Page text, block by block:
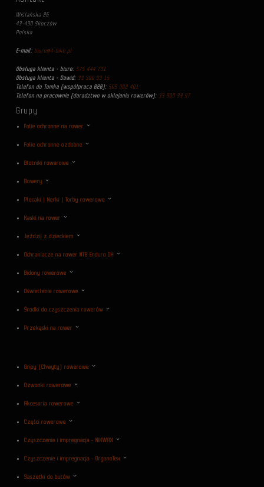
Wiślańska 26
43-430 Skoczów
Polska
E-mail: biuro@4-bike.pl
Obsługa klienta - biuro: 575 444 731
Obsługa klienta - Dawid: 33 300 33 15
Telefon do Tomka (współpraca B2B): 505 002 401
Telefon na pracownie (doradztwo w oklejaniu rowerów): 33 300 33 97
Grupy
Folie ochronne na rower
Folie ochronne ozdobne
Błotniki rowerowe
Rowery
Plecaki | Nerki | Torby rowerowe
Kaski na rower
Jeździj z dzieckiem
Ochraniacze na rower MTB Enduro DH
Bidony rowerowe
Oświetlenie rowerowe
Środki do czyszczenia rowerów
Przekąski na rower
Gripy (Chwyty) rowerowe
Dzwonki rowerowe
Akcesoria rowerowe
Części rowerowe
Czyszczenie i impregnacja - NIKWAX
Czyszczenie i impregnacja - OrganoTex
Saszetki do butów